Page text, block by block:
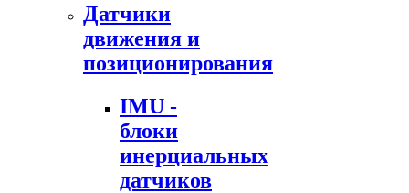
Датчики
движения и
позиционирования
IMU -
блоки
инерциальных
датчиков